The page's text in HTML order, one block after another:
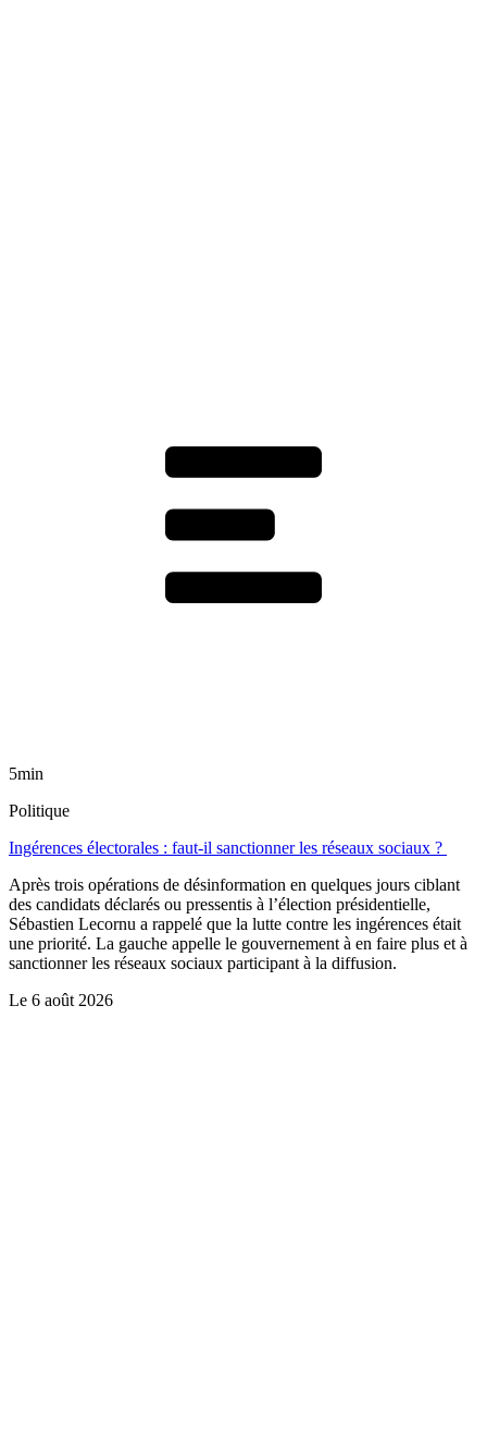
5min
Politique
Ingérences électorales : faut-il sanctionner les réseaux sociaux ?
Après trois opérations de désinformation en quelques jours ciblant
des candidats déclarés ou pressentis à l’élection présidentielle,
Sébastien Lecornu a rappelé que la lutte contre les ingérences était
une priorité. La gauche appelle le gouvernement à en faire plus et à
sanctionner les réseaux sociaux participant à la diffusion.
Le 6 août 2026